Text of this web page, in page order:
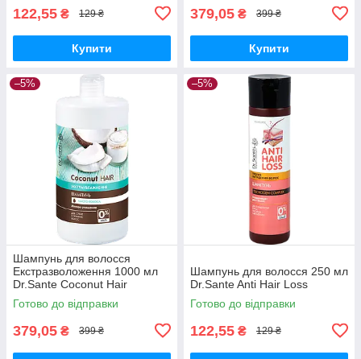
122,55 ₴ 129 ₴
Купити
379,05 ₴ 399 ₴
Купити
–5%
Шампунь для волосся
Екстразволоження 1000 мл
Dr.Sante Coconut Hair
Готово до відправки
379,05 ₴ 399 ₴
–5%
Шампунь для волосся 250 мл
Dr.Sante Anti Hair Loss
Готово до відправки
122,55 ₴ 129 ₴